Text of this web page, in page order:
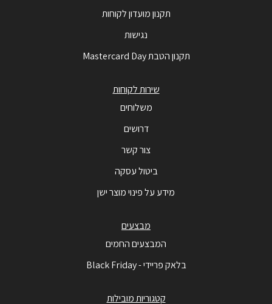
תקנון מועדון לקוחות
נגישות
תקנון הטבת Mastercard Day
שירות לקוחות
משלוחים
דרושים
צור קשר
ביטול עסקה
מידע על פינוי מוצר ישן
מבצעים
המבצעים החמים
בלאק פריידי - Black Friday
קטגוריות מובילות